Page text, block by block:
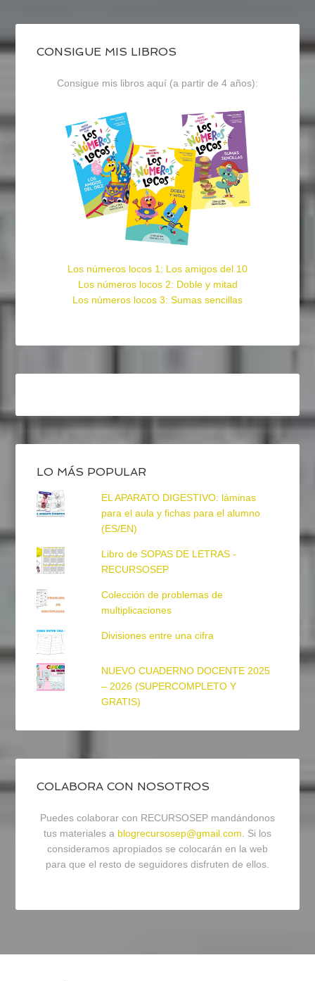
CONSIGUE MIS LIBROS
Consigue mis libros aquí (a partir de 4 años):
Los números locos 1: Los amigos del 10
Los números locos 2: Doble y mitad
Los números locos 3: Sumas sencillas
LO MÁS POPULAR
EL APARATO DIGESTIVO: láminas
para el aula y fichas para el alumno
(ES/EN)
Libro de SOPAS DE LETRAS -
RECURSOSEP
Colección de problemas de
multiplicaciones
Divisiones entre una cifra
NUEVO CUADERNO DOCENTE 2025
– 2026 (SUPERCOMPLETO Y
GRATIS)
COLABORA CON NOSOTROS
Puedes colaborar con RECURSOSEP mandándonos
tus materiales a blogrecursosep@gmail.com. Si los
consideramos apropiados se colocarán en la web
para que el resto de seguidores disfruten de ellos.